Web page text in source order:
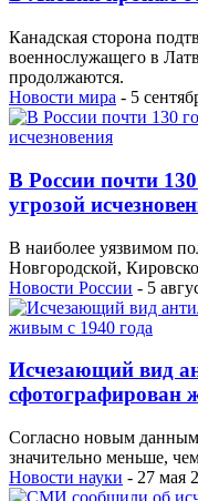
Канадская сторона
военнослужащего в
продолжаются.
Новости мира - 5
В России почти
угрозой
В наиболее уязвимом
Новгородской,
Новости России - 5
Исчезающий вид
сфотографирован
Согласно новым
значительно меньше,
Новости науки - 27 мая